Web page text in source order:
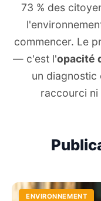
73 % des
commencer. Le
— c'est l'opacité
un diagnostic
raccourci ni
ENVIRONNEMENT